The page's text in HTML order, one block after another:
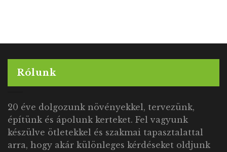
Rólunk
20 éve dolgozunk növényekkel, tervezünk,
építünk és ápolunk kerteket. Fel vagyunk
készülve ötletekkel és szakmai tapasztalattal
arra, hogy akár különleges kérdéseket oldjunk